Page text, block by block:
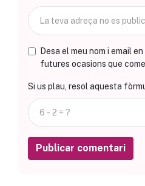
Desa el meu nom i email
futures ocasions que
Si us plau, resol aquesta
Publicar comentari